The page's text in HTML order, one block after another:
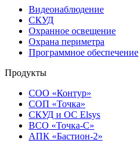
Видеонаблюдение
СКУД
Охранное освещение
Охрана периметра
Программное обеспечение
Продукты
СОО «Контур»
СОП «Точка»
СКУД и ОС Elsys
ВСО «Точка-С»
АПК «Бастион-2»